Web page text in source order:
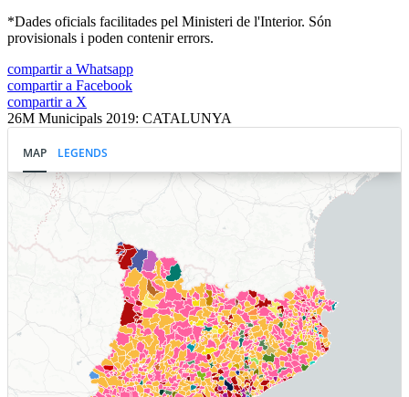
*Dades oficials facilitades pel Ministeri de l'Interior. Són
provisionals i poden contenir errors.
compartir a Whatsapp
compartir a Facebook
compartir a X
26M Municipals 2019: CATALUNYA